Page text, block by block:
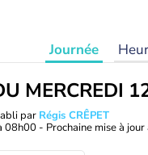
Journée
MERCREDI
par Régis CRÊPET
08h00 - Prochaine mise à jour